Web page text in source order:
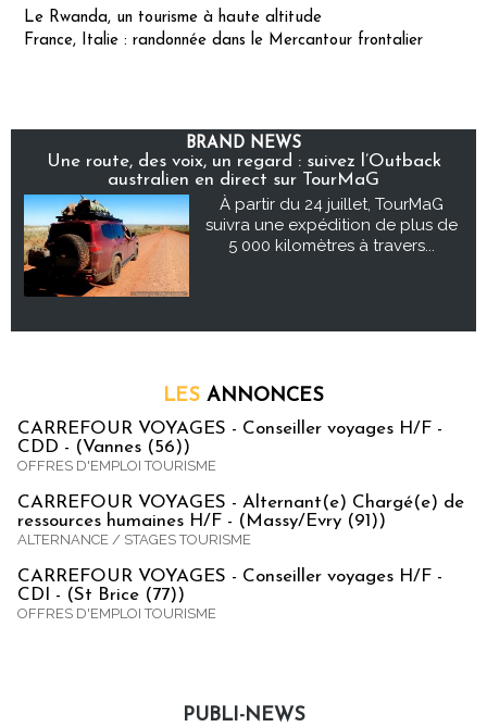
Le Rwanda, un tourisme à haute altitude
France, Italie : randonnée dans le Mercantour frontalier
BRAND NEWS
Une route, des voix, un regard : suivez l’Outback
australien en direct sur TourMaG
À partir du 24 juillet, TourMaG
suivra une expédition de plus de
5 000 kilomètres à travers...
LES ANNONCES
CARREFOUR VOYAGES - Conseiller voyages H/F -
CDD - (Vannes (56))
OFFRES D'EMPLOI TOURISME
CARREFOUR VOYAGES - Alternant(e) Chargé(e) de
ressources humaines H/F - (Massy/Evry (91))
ALTERNANCE / STAGES TOURISME
CARREFOUR VOYAGES - Conseiller voyages H/F -
CDI - (St Brice (77))
OFFRES D'EMPLOI TOURISME
PUBLI-NEWS